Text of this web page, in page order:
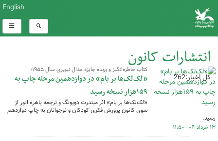
English
انتشارات کانون
کل اخبار:262
کتاب خاطره‌انگیز و برنده جایزه مدال نیوبری سال ۱۹۵۵؛
«لک‌لک‌ها بر بام» در دوازدهمین مرحله چاپ به
۱۵۹هزار نسخه رسید
«لک‌لک‌ها بر بام» اثر میندرت دویونگ و ترجمه باهره انور از
سوی کانون پرورش فکری کودکان و نوجوانان به چاپ دوازدهم
رسید.
۱۳ خرداد ۰۴ - ۱۱:۵۰